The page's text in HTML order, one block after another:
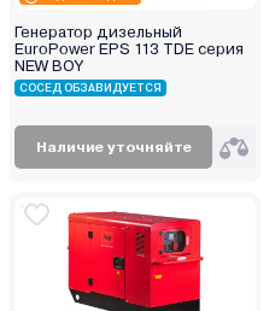
Spec
Stalker
Steher
Sturm
TOR
TSS (ТСС)
Vektor
Verton
Генератор дизельный
EuroPower EPS 113 TDE серия
NEW BOY
СОСЕД ОБЗАВИДУЕТСЯ
Наличие уточняйте